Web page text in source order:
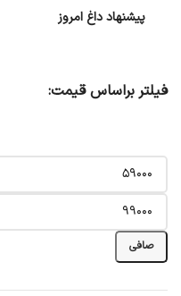
پیشنهاد داغ امروز
فیلتر براساس قیمت:
صافی